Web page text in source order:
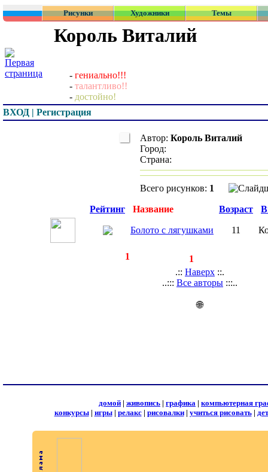
Рисунки Художники Темы
Король Виталий
- гениально!!!
- талантливо!!
- достойно!
ВХОД | Регистрация
Автор: Король Виталий
Город:
Страна:
Всего рисунков: 1
Рейтинг Название Возраст
Болото с лягушками 11
1
1
.:: Наверх ::.
..::: Все авторы :::..
🌐
домой | живопись | графика | компьютерная
конкурсы| игры| релакс| рисовалки| учиться рисовать|